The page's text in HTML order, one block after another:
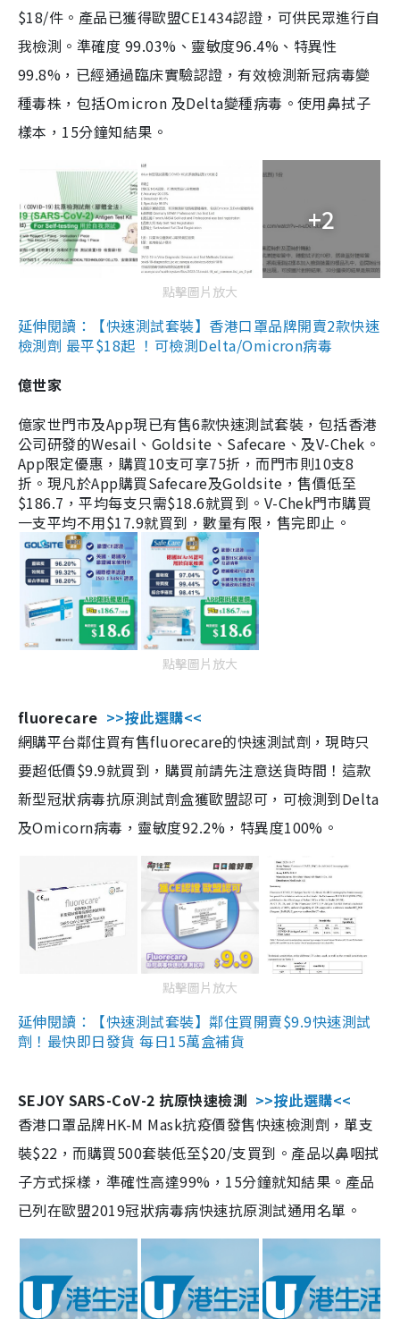
$18/件。產品已獲得歐盟CE1434認證，可供民眾進行自
我檢測。準確度 99.03%、靈敏度96.4%、特異性
99.8%，已經通過臨床實驗認證，有效檢測新冠病毒變
種毒株，包括Omicron 及Delta變種病毒。使用鼻拭子
樣本，15分鐘知結果。
+2
點擊圖片放大
延伸閱讀：【快速測試套裝】香港口罩品牌開賣2款快速
檢測劑 最平$18起 ！可檢測Delta/Omicron病毒
億世家
億家世門市及App現已有售6款快速測試套裝，包括香港
公司研發的Wesail、Goldsite、Safecare、及V-Chek。
App限定優惠，購買10支可享75折，而門市則10支8
折。現凡於App購買Safecare及Goldsite，售價低至
$186.7，平均每支只需$18.6就買到。V-Chek門市購買
一支平均不用$17.9就買到，數量有限，售完即止。
點擊圖片放大
fluorecare >>按此選購<<
網購平台鄰住買有售fluorecare的快速測試劑，現時只
要超低價$9.9就買到，購買前請先注意送貨時間！這款
新型冠狀病毒抗原測試劑盒獲歐盟認可，可檢測到Delta
及Omicorn病毒，靈敏度92.2%，特異度100%。
點擊圖片放大
延伸閱讀：【快速測試套裝】鄰住買開賣$9.9快速測試
劑！最快即日發貨 每日15萬盒補貨
SEJOY SARS-CoV-2 抗原快速檢測 >>按此選購<<
香港口罩品牌HK-M Mask抗疫價發售快速檢測劑，單支
裝$22，而購買500套裝低至$20/支買到。產品以鼻咽拭
子方式採樣，準確性高達99%，15分鐘就知結果。產品
已列在歐盟2019冠狀病毒病快速抗原測試通用名單。